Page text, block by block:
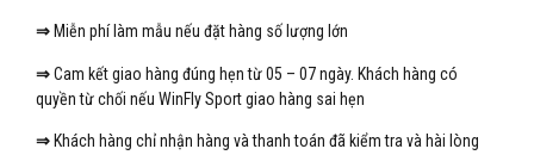
⇒ Miễn phí làm mẫu nếu đặt hàng số lượng lớn
⇒Cam kết giao hàng đúng hẹn từ 05 – 07 ngày. Khách hàng có
quyền từ chối nếu WinFly Sport giao hàng sai hẹn
⇒ Khách hàng chỉ nhận hàng và thanh toán đã kiểm tra và hài lòng